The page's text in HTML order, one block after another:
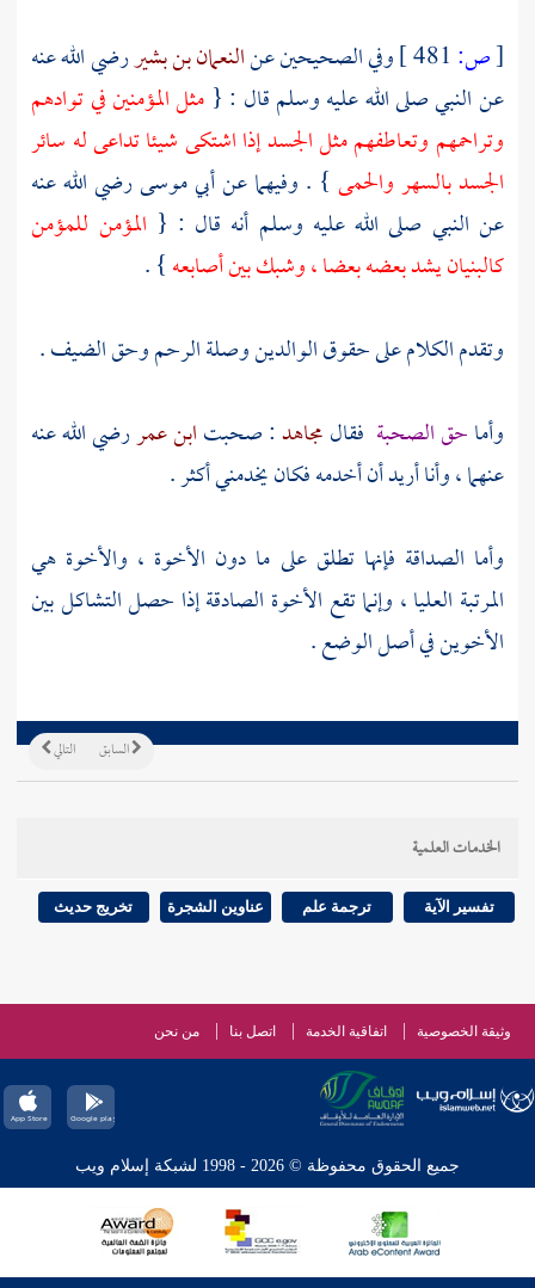
[ص: وفي الصحيحين عنالنعمان بن بشيررضي الله عنه
عن النبي صلى الله عليه وسلم قال : { مثل المؤمنين في توادهم
وتراحمهم وتعاطفهم مثل الجسد إذا اشتكى شيئا تداعى له سائر
الجسد بالسهر والحمى } . وفيهما عنأبي موسىرضي الله عنه
عن النبي صلى الله عليه وسلم أنه قال : { المؤمن للمؤمن
كالبنيان يشد بعضه بعضا ، وشبك بين أصابعه} .
وتقدم الكلام على حقوق الوالدين وصلة الرحم وحق الضيف .
وأماحق الصحبة فقالمجاهد: صحبتابن عمررضي الله عنه
عنهما ، وأنا أريد أن أخدمه فكان يخدمني أكثر .
وأما الصداقة فإنها تطلق على ما دون الأخوة ، والأخوة هي
المرتبة العليا ، وإنما تقع الأخوة الصادقة إذا حصل التشاكل بين
الأخوين في أصل الوضع .
التالي السابق
الخدمات العلمية
تفسير الآية ترجمة علم عناوين الشجرة تخريج حديث
وثيقة الخصوصية اتفاقية الخدمة اتصل بنا من نحن
جميع الحقوق محفوظة © 2026 - 1998 لشبكة إسلام ويب